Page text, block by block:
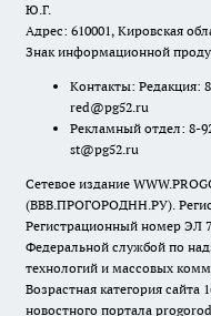
Ю.Г.
Адрес: 610001, Кировская
Знак информационной
Контакты: Редакция:
red@pg52.ru
Рекламный отдел: 8-
st@pg52.ru
Сетевое издание
(ВВВ.ПРОГОРОДНН.РУ).
Регистрационный номер ЭЛ
Федеральной службой по
технологий и массовых
Возрастная категория
новостного портала